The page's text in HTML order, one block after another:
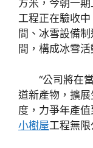
方米，今朝一
工程正在驗收
間、冰雪設備
間，構成冰雪
“公司將在
道新產物，擴
度，力爭年產
小樹屋工程無限